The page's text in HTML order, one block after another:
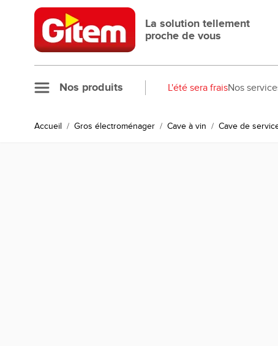
Allez au contenu
La solution tellement
proche de vous
Nos produits L'été sera fraisNos
Accueil / Gros électroménager / Cave à vin / Cave de